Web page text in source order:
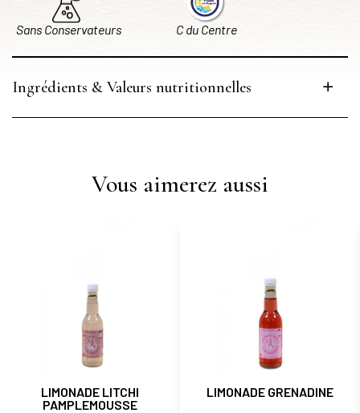
Sans Conservateurs C du Centre
Ingrédients & Valeurs nutritionnelles
Vous aimerez aussi
LIMONADE LITCHI
PAMPLEMOUSSE
LIMONADE GRENADINE